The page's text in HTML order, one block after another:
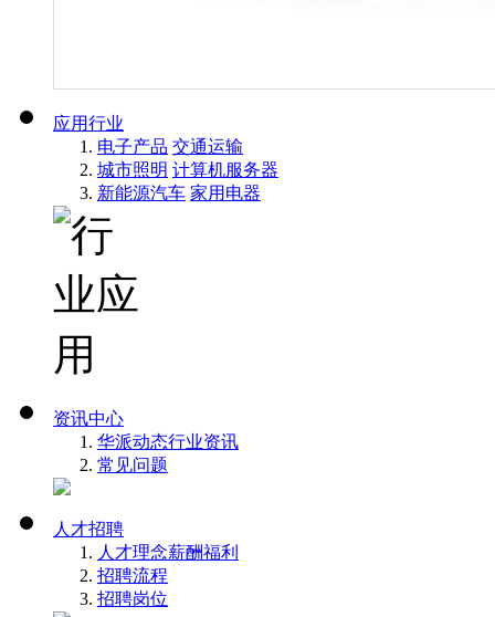
应用行业
电子产品 交通运输
城市照明 计算机服务器
新能源汽车 家用电器
资讯中心
华派动态行业资讯
常见问题
人才招聘
人才理念薪酬福利
招聘流程
招聘岗位